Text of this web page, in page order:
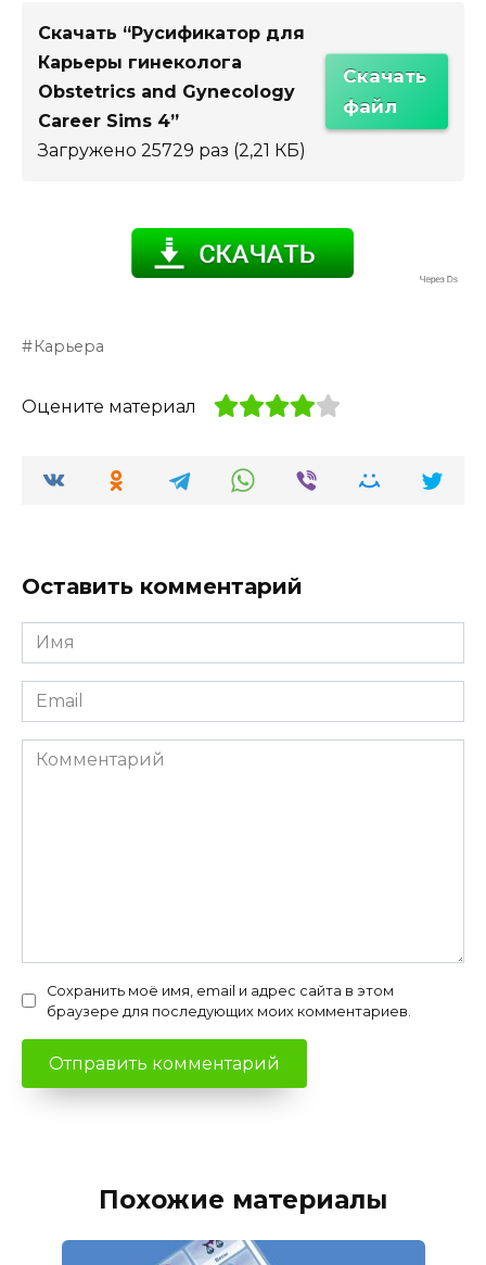
Скачать “Русификатор для
Карьеры гинеколога
Obstetrics and Gynecology
Career Sims 4”
Загружено 25729 раз (2,21 КБ)
Скачать
файл
Карьера
Оцените материал
Оставить комментарий
Имя
*
Email
*
Комментарий
Сохранить моё имя, email и адрес сайта в этом
браузере для последующих моих комментариев.
Похожие материалы